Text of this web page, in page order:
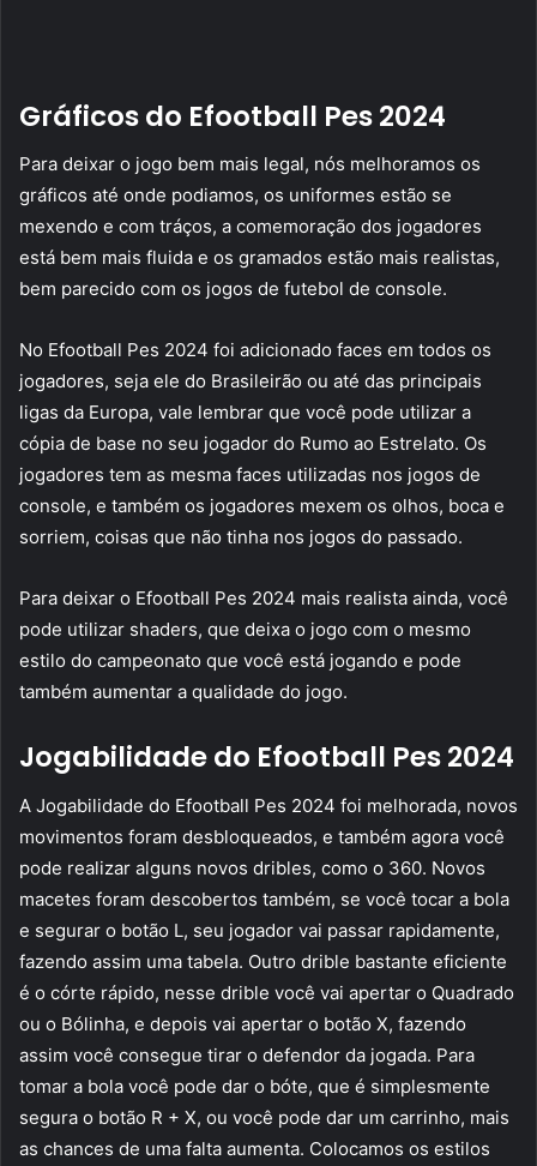
Gráficos do Efootball Pes 2024
Para deixar o jogo bem mais legal, nós melhoramos os
gráficos até onde podiamos, os uniformes estão se
mexendo e com tráços, a comemoração dos jogadores
está bem mais fluida e os gramados estão mais realistas,
bem parecido com os jogos de futebol de console.
No Efootball Pes 2024 foi adicionado faces em todos os
jogadores, seja ele do Brasileirão ou até das principais
ligas da Europa, vale lembrar que você pode utilizar a
cópia de base no seu jogador do Rumo ao Estrelato. Os
jogadores tem as mesma faces utilizadas nos jogos de
console, e também os jogadores mexem os olhos, boca e
sorriem, coisas que não tinha nos jogos do passado.
Para deixar o Efootball Pes 2024 mais realista ainda, você
pode utilizar shaders, que deixa o jogo com o mesmo
estilo do campeonato que você está jogando e pode
também aumentar a qualidade do jogo.
Jogabilidade do Efootball Pes 2024
A Jogabilidade do Efootball Pes 2024 foi melhorada, novos
movimentos foram desbloqueados, e também agora você
pode realizar alguns novos dribles, como o 360. Novos
macetes foram descobertos também, se você tocar a bola
e segurar o botão L, seu jogador vai passar rapidamente,
fazendo assim uma tabela. Outro drible bastante eficiente
é o córte rápido, nesse drible você vai apertar o Quadrado
ou o Bólinha, e depois vai apertar o botão X, fazendo
assim você consegue tirar o defendor da jogada. Para
tomar a bola você pode dar o bóte, que é simplesmente
segura o botão R + X, ou você pode dar um carrinho, mais
as chances de uma falta aumenta. Colocamos os estilos